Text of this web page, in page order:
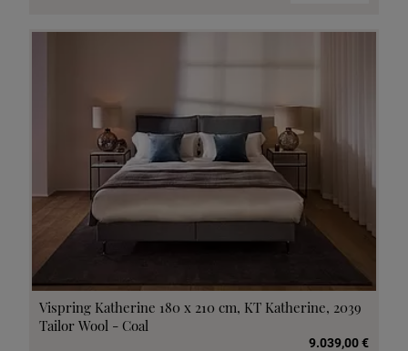
Vispring Katherine 180 x 210 cm, KT Katherine, 2039
Tailor Wool - Coal
9.039,00 €